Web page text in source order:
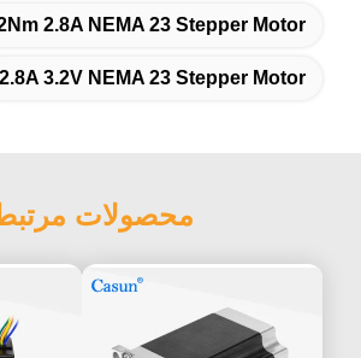
2Nm 2.8A NEMA 23 Stepper Motor
2.8A 3.2V NEMA 23 Stepper Motor
محصولات مرتبط